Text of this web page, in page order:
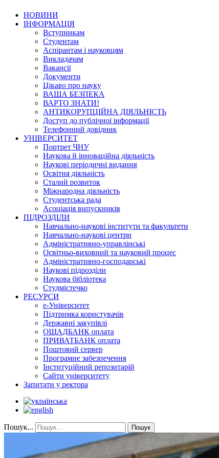
НОВИНИ
ІНФОРМАЦІЯ
Вступникам
Студентам
Аспірантам і науковцям
Викладачам
Вакансії
Документи
Цікаво про науку
ВАША БЕЗПЕКА
ВАРТО ЗНАТИ!
АНТИКОРУПЦІЙНА ДІЯЛЬНІСТЬ
Доступ до публічної інформації
Телефонний довідник
УНІВЕРСИТЕТ
Портрет ЧНУ
Наукова й інноваційна діяльність
Наукові періодичні видання
Освітня діяльність
Сталий розвиток
Міжнародна діяльність
Студентська рада
Асоціація випускників
ПІДРОЗДІЛИ
Навчально-наукові інститути та факультети
Навчально-наукові центри
Адміністративно-управлінські
Освітньо-виховний та науковий процес
Адміністративно-господарські
Наукові підрозділи
Наукова бібліотека
Студмістечко
РЕСУРСИ
е-Університет
Підтримка користувачів
Державні закупівлі
ОЩАДБАНК оплата
ПРИВАТБАНК оплата
Поштовий сервер
Програмне забезпечення
Інституційний репозитарій
Сайти університету
Запитати у ректора
Пошук... Пошук